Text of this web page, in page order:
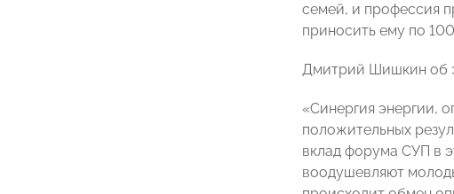
семей, и профессия
приносить ему по
Дмитрий Шишкин об
«Синергия энергии,
положительных
вклад форума СУП в
воодушевляют